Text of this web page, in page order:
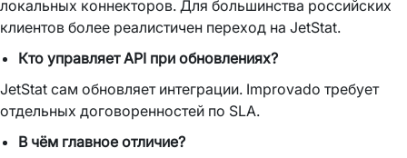
локальных коннекторов. Для большинства российских
клиентов более реалистичен переход на JetStat.
Кто управляет API при обновлениях?
JetStat сам обновляет интеграции. Improvado требует
отдельных договоренностей по SLA.
В чём главное отличие?